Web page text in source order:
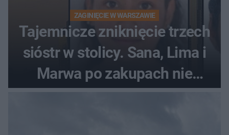
ZAGINIĘCIE W WARSZAWIE
Tajemnicze zniknięcie trzech
sióstr w stolicy. Sana, Lima i
Marwa po zakupach nie
wróciły do domu